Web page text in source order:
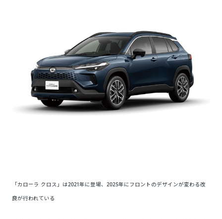
「カローラ クロス」は2021年に登場、2025年にフロントのデザインが変わる改
良が行われている